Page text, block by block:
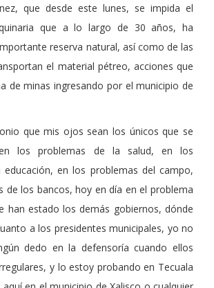
que desde este lunes, se impida el
que a lo largo de 30 años, ha
reserva natural, así como de las
el material pétreo, acciones que
de minas ingresando por el municipio de
que mis ojos sean los únicos que se
los problemas de la salud, en los
en los problemas del campo,
de los bancos, hoy en día en el problema
han estado los demás gobiernos, dónde
a los presidentes municipales, yo no
dedo en la defensoría cuando ellos
y lo estoy probando en Tecuala